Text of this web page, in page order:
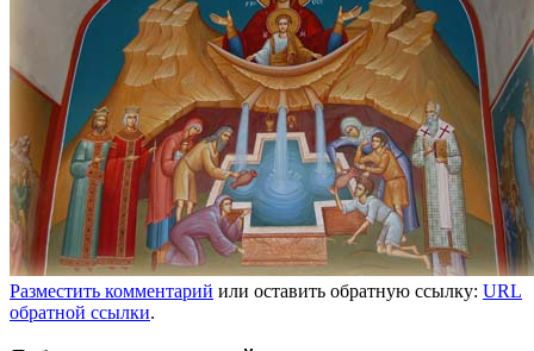
Разместить комментарий или оставить обратную ссылку: URL
обратной ссылки.